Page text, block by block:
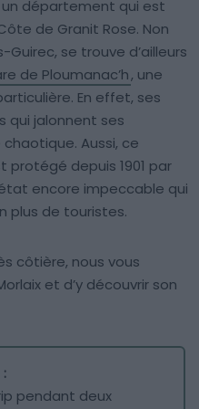
un département qui est
de Granit Rose. Non
se trouve d’ailleurs
de Ploumanac’h, une
En effet, ses
qui jalonnent ses
Aussi, ce
depuis 1901 par
encore impeccable qui
plus de touristes.
côtière, nous vous
et d’y découvrir son
pendant deux